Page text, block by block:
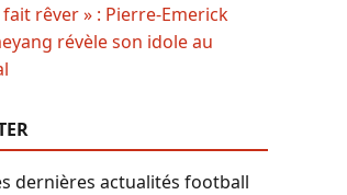
fait rêver » : Pierre-Emerick
révèle son idole au
dernières actualités football